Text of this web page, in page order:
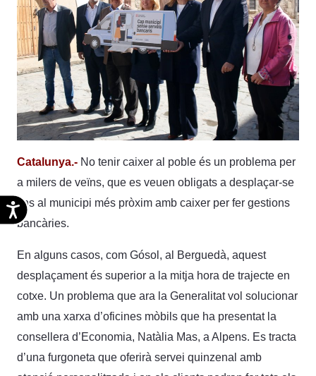
Accesibilidad
Catalunya.- No tenir caixer al poble és un problema per
a milers de veïns, que es veuen obligats a desplaçar-se
fins al municipi més pròxim amb caixer per fer gestions
bancàries.
En alguns casos, com Gósol, al Berguedà, aquest
desplaçament és superior a la mitja hora de trajecte en
cotxe. Un problema que ara la Generalitat vol solucionar
amb una xarxa d’oficines mòbils que ha presentat la
consellera d’Economia, Natàlia Mas, a Alpens. Es tracta
d’una furgoneta que oferirà servei quinzenal amb